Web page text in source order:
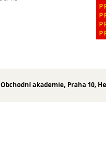
Obchodní akademie, Praha 10,